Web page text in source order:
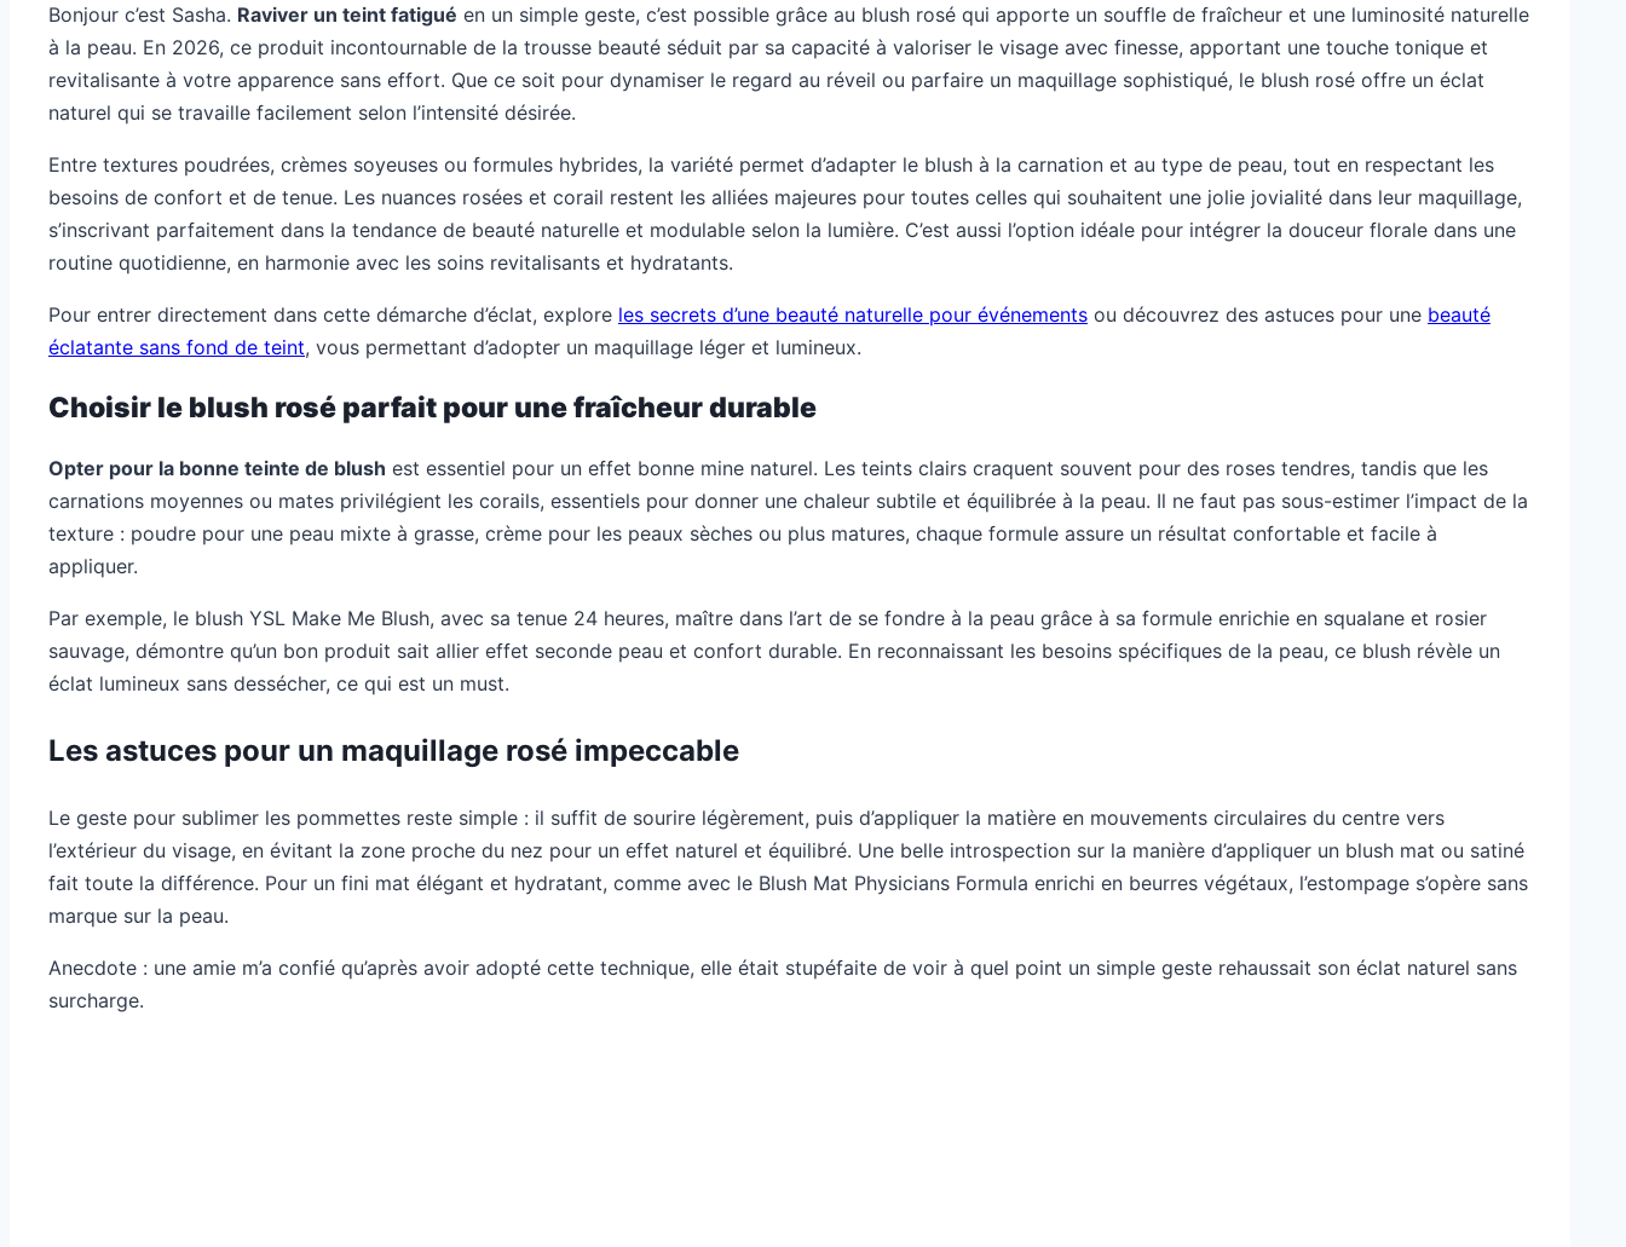
Bonjour c’est Sasha. Raviver un teint fatigué en un simple geste, c’est possible grâce au blush rosé qui apporte un souffle de fraîcheur et une luminosité naturelle
à la peau. En 2026, ce produit incontournable de la trousse beauté séduit par sa capacité à valoriser le visage avec finesse, apportant une touche tonique et
revitalisante à votre apparence sans effort. Que ce soit pour dynamiser le regard au réveil ou parfaire un maquillage sophistiqué, le blush rosé offre un éclat
naturel qui se travaille facilement selon l’intensité désirée.
Entre textures poudrées, crèmes soyeuses ou formules hybrides, la variété permet d’adapter le blush à la carnation et au type de peau, tout en respectant les
besoins de confort et de tenue. Les nuances rosées et corail restent les alliées majeures pour toutes celles qui souhaitent une jolie jovialité dans leur maquillage,
s’inscrivant parfaitement dans la tendance de beauté naturelle et modulable selon la lumière. C’est aussi l’option idéale pour intégrer la douceur florale dans une
routine quotidienne, en harmonie avec les soins revitalisants et hydratants.
Pour entrer directement dans cette démarche d’éclat, explore les secrets d’une beauté naturelle pour événements ou découvrez des astuces pour une beauté
éclatante sans fond de teint, vous permettant d’adopter un maquillage léger et lumineux.
Choisir le blush rosé parfait pour une fraîcheur durable
Opter pour la bonne teinte de blush est essentiel pour un effet bonne mine naturel. Les teints clairs craquent souvent pour des roses tendres, tandis que les
carnations moyennes ou mates privilégient les corails, essentiels pour donner une chaleur subtile et équilibrée à la peau. Il ne faut pas sous-estimer l’impact de la
texture : poudre pour une peau mixte à grasse, crème pour les peaux sèches ou plus matures, chaque formule assure un résultat confortable et facile à
appliquer.
Par exemple, le blush YSL Make Me Blush, avec sa tenue 24 heures, maître dans l’art de se fondre à la peau grâce à sa formule enrichie en squalane et rosier
sauvage, démontre qu’un bon produit sait allier effet seconde peau et confort durable. En reconnaissant les besoins spécifiques de la peau, ce blush révèle un
éclat lumineux sans dessécher, ce qui est un must.
Les astuces pour un maquillage rosé impeccable
Le geste pour sublimer les pommettes reste simple : il suffit de sourire légèrement, puis d’appliquer la matière en mouvements circulaires du centre vers
l’extérieur du visage, en évitant la zone proche du nez pour un effet naturel et équilibré. Une belle introspection sur la manière d’appliquer un blush mat ou satiné
fait toute la différence. Pour un fini mat élégant et hydratant, comme avec le Blush Mat Physicians Formula enrichi en beurres végétaux, l’estompage s’opère sans
marque sur la peau.
Anecdote : une amie m’a confié qu’après avoir adopté cette technique, elle était stupéfaite de voir à quel point un simple geste rehaussait son éclat naturel sans
surcharge.